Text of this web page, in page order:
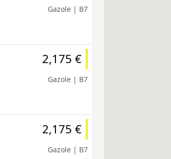
Gazole | B7
2,175 €
Gazole | B7
2,175 €
Gazole | B7